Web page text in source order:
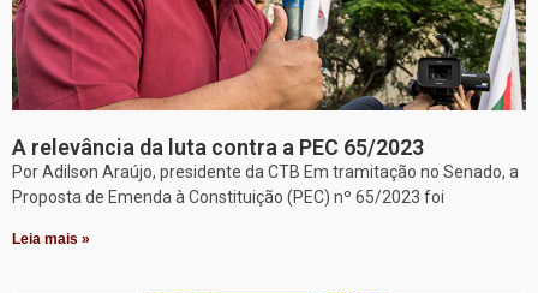
A relevância da luta contra a PEC 65/2023
Por Adilson Araújo, presidente da CTB Em tramitação no Senado, a
Proposta de Emenda à Constituição (PEC) nº 65/2023 foi
Leia mais »